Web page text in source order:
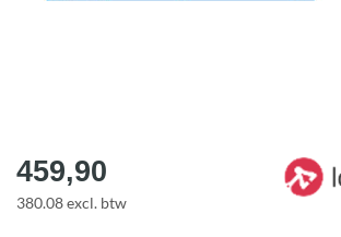
459,90
380.08 excl. btw